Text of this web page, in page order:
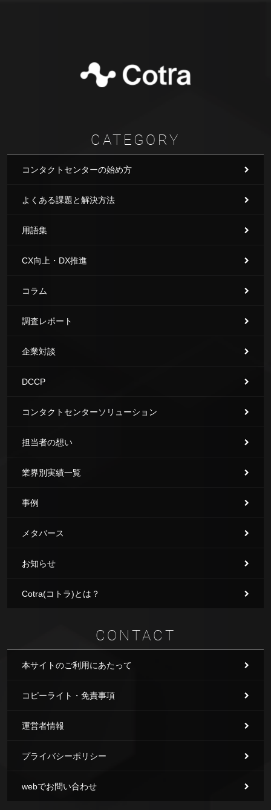
CATEGORY
コンタクトセンターの始め方
よくある課題と解決方法
用語集
CX向上・DX推進
コラム
調査レポート
企業対談
DCCP
コンタクトセンターソリューション
担当者の想い
業界別実績一覧
事例
メタバース
お知らせ
Cotra(コトラ)とは？
CONTACT
本サイトのご利用にあたって
コピーライト・免責事項
運営者情報
プライバシーポリシー
webでお問い合わせ